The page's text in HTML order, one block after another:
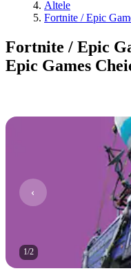
Altele
Fortnite / Epic
Fortnite / Epic
Epic Games
1/2